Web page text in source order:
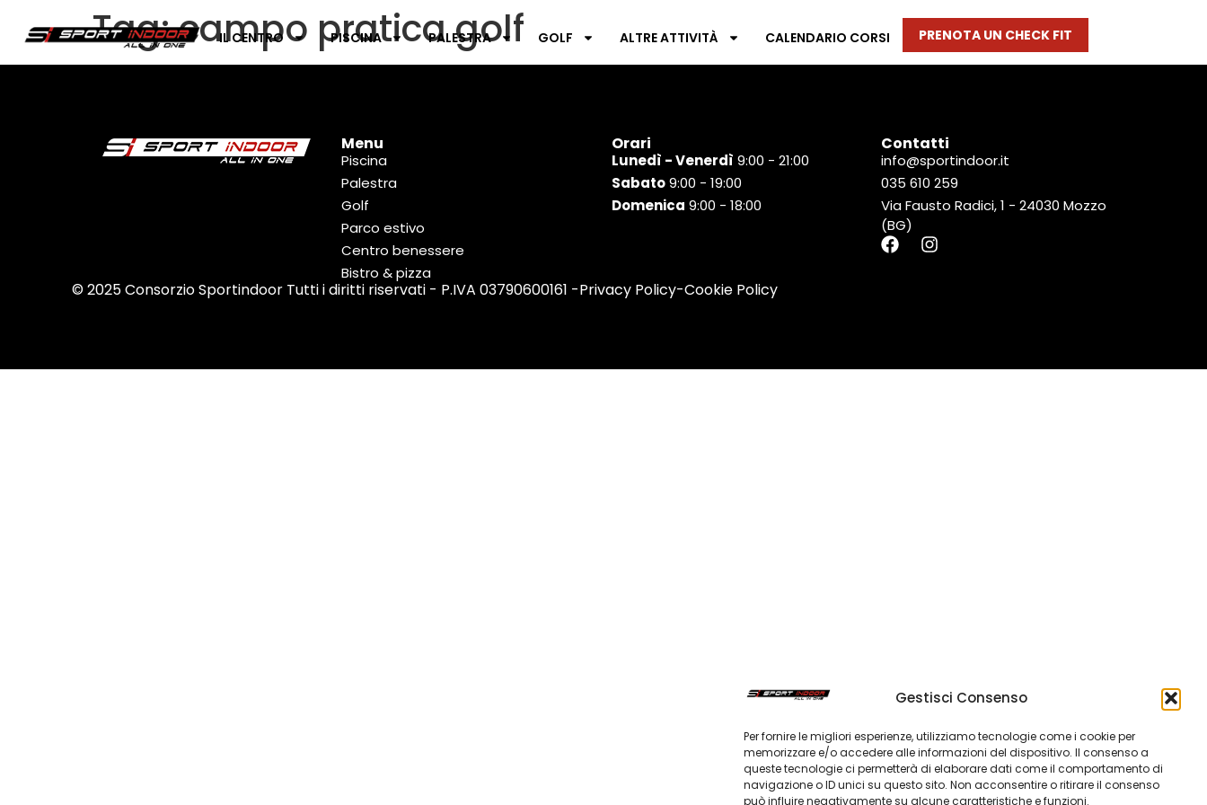
Gestisci Consenso
Per fornire le migliori esperienze, utilizziamo tecnologie come i cookie per
memorizzare e/o accedere alle informazioni del dispositivo. Il consenso a
queste tecnologie ci permetterà di elaborare dati come il comportamento di
navigazione o ID unici su questo sito. Non acconsentire o ritirare il consenso
può influire negativamente su alcune caratteristiche e funzioni.
IL CENTRO PISCINA PALESTRA GOLF ALTRE ATTIVITÀ CALENDARIO CORSI PRENOTA UN CHECK FIT
Tag:campo pratica golf
Menu
Piscina
Palestra
Golf
Parco estivo
Centro benessere
Bistro & pizza
Orari
Lunedì - Venerdì 9:00 - 21:00
Sabato9:00 - 19:00
Domenica 9:00 - 18:00
Contatti
info@sportindoor.it
035 610 259
Via Fausto Radici, 1 - 24030 Mozzo
(BG)
© 2025 Consorzio Sportindoor Tutti i diritti riservati - P.IVA 03790600161 -Privacy Policy-Cookie Policy